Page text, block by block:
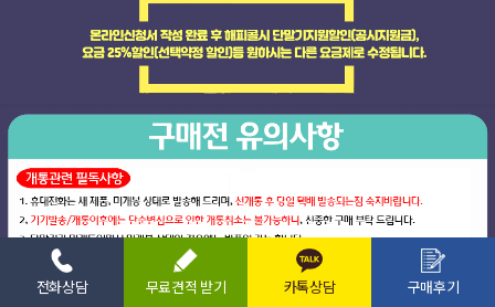
전화상담 무료견적 받기 카톡상담 구매후기